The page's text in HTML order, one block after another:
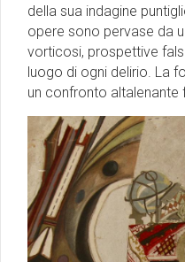
della sua indagine
opere sono pervase da
vorticosi, prospettive
luogo di ogni delirio. La
un confronto altalenante